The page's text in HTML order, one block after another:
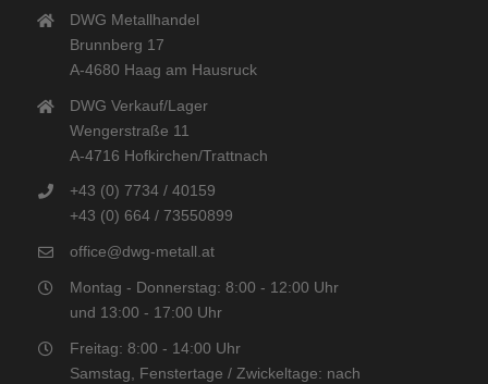
DWG Metallhandel
Brunnberg 17
A-4680 Haag am Hausruck
DWG Verkauf/Lager
Wengerstraße 11
A-4716 Hofkirchen/Trattnach
+43 (0) 7734 / 40159
+43 (0) 664 / 73550899
office@dwg-metall.at
Montag - Donnerstag: 8:00 - 12:00 Uhr
und 13:00 - 17:00 Uhr
Freitag: 8:00 - 14:00 Uhr
Samstag, Fenstertage / Zwickeltage: nach